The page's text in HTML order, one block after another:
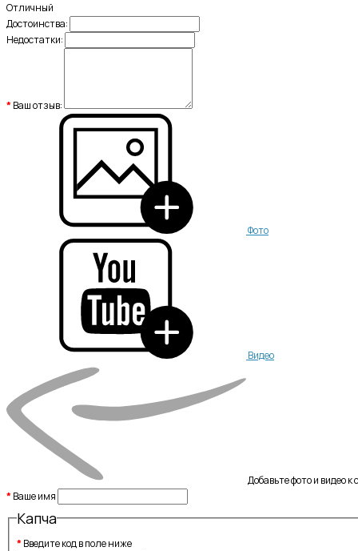
Отличный
Достоинства:
Недостатки:
Ваш отзыв:
Фото
Видео
Добавьте фото и видео
Ваше имя
Капча
Введите код в поле ниже